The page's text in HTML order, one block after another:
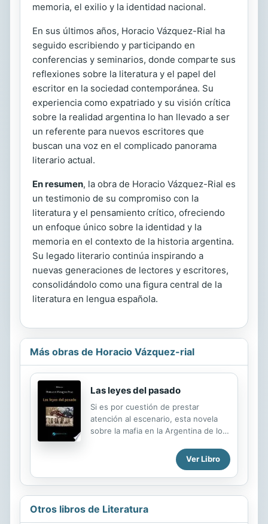
memoria, el exilio y la identidad nacional.
En sus últimos años, Horacio Vázquez-Rial ha
seguido escribiendo y participando en
conferencias y seminarios, donde comparte sus
reflexiones sobre la literatura y el papel del
escritor en la sociedad contemporánea. Su
experiencia como expatriado y su visión crítica
sobre la realidad argentina lo han llevado a ser
un referente para nuevos escritores que
buscan una voz en el complicado panorama
literario actual.
En resumen, la obra de Horacio Vázquez-Rial es
un testimonio de su compromiso con la
literatura y el pensamiento crítico, ofreciendo
un enfoque único sobre la identidad y la
memoria en el contexto de la historia argentina.
Su legado literario continúa inspirando a
nuevas generaciones de lectores y escritores,
consolidándolo como una figura central de la
literatura en lengua española.
Más obras de Horacio Vázquez-rial
Las leyes del pasado
Si es por cuestión de prestar
atención al escenario, esta novela
sobre la mafia en la Argentina de los
considerada parte del "ciclo
argentino" de Horacio Vázquez-Rial.
Una novela que surge de una
mafia, y de allí a las ramificaciones de
Ver Libro
Otros libros de Literatura